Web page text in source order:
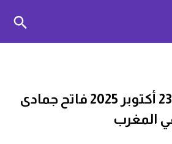
فلكياً: الخميس 23 أكتوبر 2025 فاتح جمادى